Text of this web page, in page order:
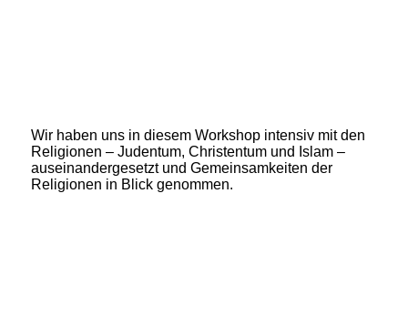
Wir haben uns in diesem Workshop intensiv mit den
Religionen – Judentum, Christentum und Islam –
auseinandergesetzt und Gemeinsamkeiten der
Religionen in Blick genommen.